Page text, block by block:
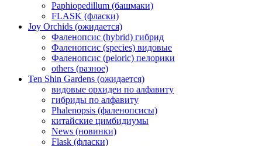
Paphiopedillum (башмаки)
FLASK (фласки)
Joy Orchids (ожидается)
Фаленопсис (hybrid) гибрид
Фаленопсис (species) видовые
Фаленопсис (peloric) пелорики
others (разное)
Ten Shin Gardens (ожидается)
видовые орхидеи по алфавиту
гибриды по алфавиту
Phalenopsis (фаленопсисы)
китайские цимбидиумы
News (новинки)
Flask (фласки)